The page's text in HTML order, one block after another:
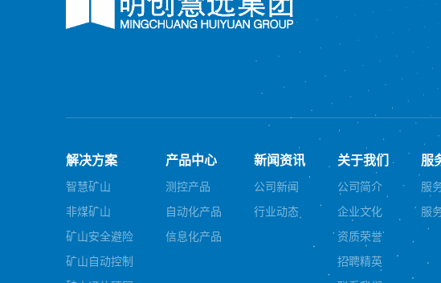
解决方案
智慧矿山
非煤矿山
矿山安全避险
矿山自动控制
产品中心
测控产品
自动化产品
信息化产品
新闻资讯
公司新闻
行业动态
关于我们
公司简介
企业文化
资质荣誉
招聘精英
服
服
服